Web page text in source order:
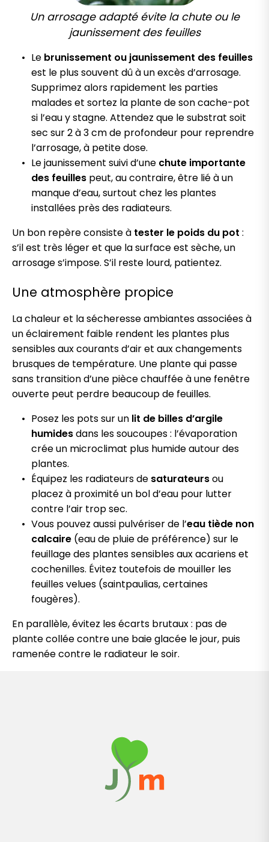
Un arrosage adapté évite la chute ou le
jaunissement des feuilles
Le brunissement ou jaunissement des feuilles
est le plus souvent dû à un excès d’arrosage.
Supprimez alors rapidement les parties
malades et sortez la plante de son cache-pot
si l’eau y stagne. Attendez que le substrat soit
sec sur 2 à 3 cm de profondeur pour reprendre
l’arrosage, à petite dose.
Le jaunissement suivi d’une chute importante
des feuilles peut, au contraire, être lié à un
manque d’eau, surtout chez les plantes
installées près des radiateurs.
Un bon repère consiste à tester le poids du pot :
s’il est très léger et que la surface est sèche, un
arrosage s’impose. S’il reste lourd, patientez.
Une atmosphère propice
La chaleur et la sécheresse ambiantes associées à
un éclairement faible rendent les plantes plus
sensibles aux courants d’air et aux changements
brusques de température. Une plante qui passe
sans transition d’une pièce chauffée à une fenêtre
ouverte peut perdre beaucoup de feuilles.
Posez les pots sur un lit de billes d’argile
humidesdans les soucoupes : l’évaporation
crée un microclimat plus humide autour des
plantes.
Équipez les radiateurs de saturateursou
placez à proximité un bol d’eau pour lutter
contre l’air trop sec.
Vous pouvez aussi pulvériser de l’eau tiède non
calcaire (eau de pluie de préférence) sur le
feuillage des plantes sensibles aux acariens et
cochenilles. Évitez toutefois de mouiller les
feuilles velues (saintpaulias, certaines
fougères).
En parallèle, évitez les écarts brutaux : pas de
plante collée contre une baie glacée le jour, puis
ramenée contre le radiateur le soir.